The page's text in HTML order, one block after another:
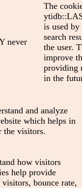
never
The
is used by
search
the user.
improve
providing
in the
and analyze
which helps in
the visitors.
how visitors
help provide
bounce rate,